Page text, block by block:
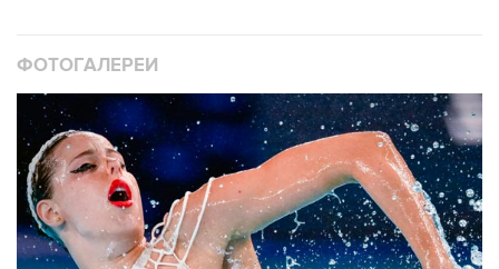
ФОТОГАЛЕРЕИ